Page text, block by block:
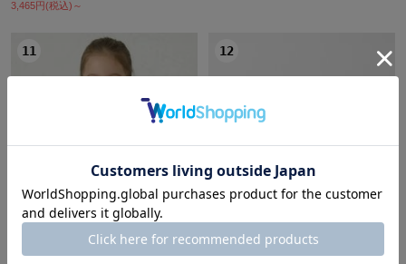
3,465円(税込)～
11 12